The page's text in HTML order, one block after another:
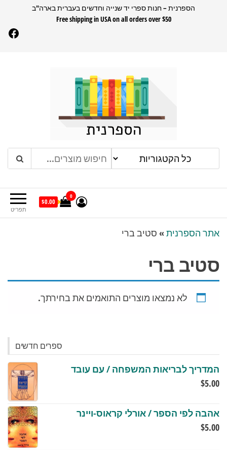
הספרנית – חנות ספרי יד שנייה וחדשים בעברית בארה"ב
Free shipping in USA on all orders over $50
הספרנית
תפריט
0
$0.00
אתר הספרנית » סטיב ברי
סטיב ברי
לא נמצאו מוצרים התואמים את בחירתך.
ספרים חדשים
המדריך לבריאות המשפחה / עם עובד
$5.00
אהבה לפי הספר / אורלי קראוס-ויינר
$5.00